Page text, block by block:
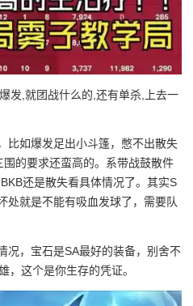
发,就团战什么的,还有单杀,上去一
比如爆发足出小斗篷，憋不出散失
的要求还蛮高的。系带战鼓散件
还是散失看具体情况了。其实S
处就是不能有吸血发球了，需要队
况，宝石是SA最好的装备，别舍不
，这个是你生存的凭证。